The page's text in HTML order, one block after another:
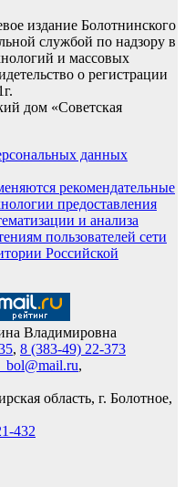
издание Болотнинского
службой по надзору в
и массовых
о регистрации
дом «Советская
данных
рекомендательные
предоставления
и анализа
пользователей сети
Российской
Владимировна
, 8 (383-49) 22-373
,
область, г. Болотное,
432